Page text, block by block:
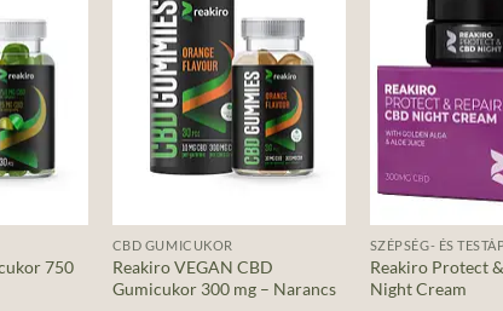
wishlist
750
wishlist
CBD GUMICUKOR
Reakiro VEGAN CBD
Gumicukor 300 mg – Narancs
SZÉPSÉG- ÉS
Reakiro Protect
Night Cream